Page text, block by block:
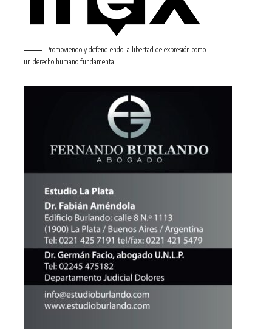
Promoviendo y defendiendo la libertad de expresión como
un derecho humano fundamental.